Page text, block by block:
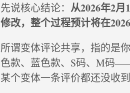
先说核心结论： 从2026年2
修改，整个过程预计将在
所谓变体评论共享，指的是
色款、蓝色款、S码、M码
某个变体一条评价都还没收